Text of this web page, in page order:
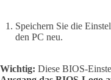
Speichern Sie die
den PC neu.
Wichtig: Diese BIOS-